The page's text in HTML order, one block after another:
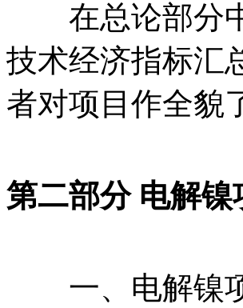
在总论部分中
技术经济指标汇
者对项目作全貌
第二部分 电解
一、电解镍